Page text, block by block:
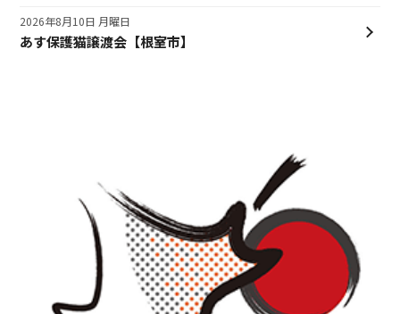
あす保護猫譲渡会【根室市】
2026年8月10日 月曜日